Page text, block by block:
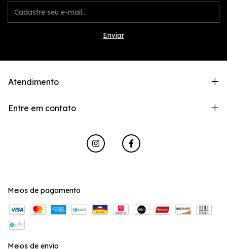
Atendimento
Entre em contato
Meios de pagamento
Meios de envio